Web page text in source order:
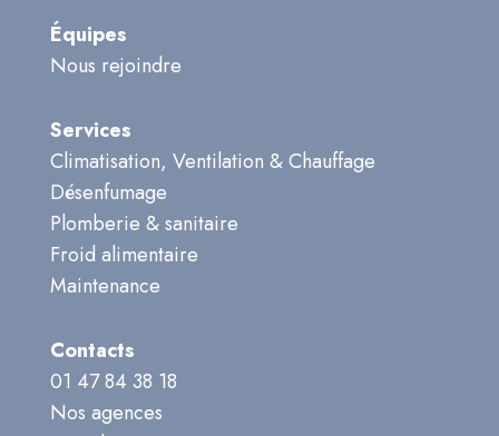
Équipes
Nous rejoindre
Services
Climatisation, Ventilation & Chauffage
Désenfumage
Plomberie & sanitaire
Froid alimentaire
Maintenance
Contacts
01 47 84 38 18
Nos agences